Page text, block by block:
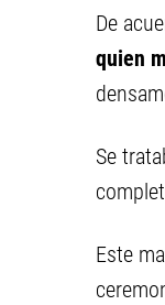
De
quien
Se
Este